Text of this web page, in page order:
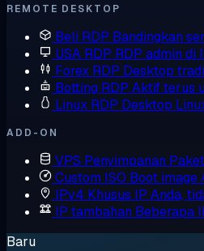
REMOTE DESKTOP
Beli RDP Bandingkan
USA RDP RDP admin di
Forex RDP Desktop
Botting RDP Aktif terus
Linux RDP Desktop
ADD-ON
VPS Penyimpanan
Custom ISO Boot image
IPv4 Khusus IP Anda,
IP tambahan Beberapa
Baru